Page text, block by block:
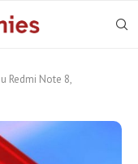
Redmi Note 8,